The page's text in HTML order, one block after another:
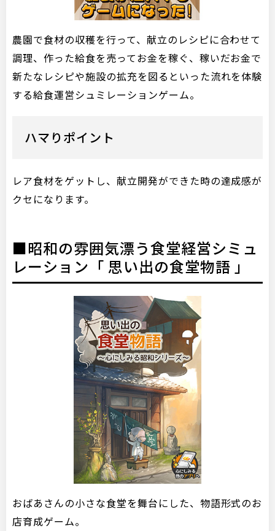
農園で食材の収穫を行って、献立のレシピに合わせて
調理、作った給食を売ってお金を稼ぐ、稼いだお金で
新たなレシピや施設の拡充を図るといった流れを体験
する給食運営シュミレーションゲーム。
ハマりポイント
レア食材をゲットし、献立開発ができた時の達成感が
クセになります。
■昭和の雰囲気漂う食堂経営シミュ
レーション「 思い出の食堂物語 」
おばあさんの小さな食堂を舞台にした、物語形式のお
店育成ゲーム。